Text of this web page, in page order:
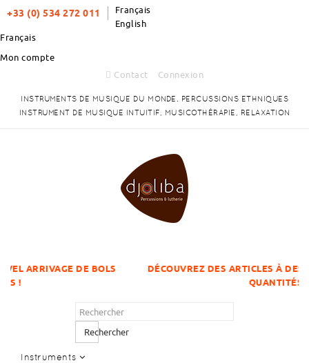
+33 (0) 534 272 011
Français
English
Français
Mon compte
Contact
Connexion
INSTRUMENTS DE MUSIQUE DU MONDE. PERCUSSIONS ETHNIQUES
INSTRUMENT DE MUSIQUE INTUITIF, MUSICOTHÉRAPIE, RELAXATION
DE BOLS
DÉCOUVREZ DES ARTICLES À DES PRIX
Rechercher
Instruments